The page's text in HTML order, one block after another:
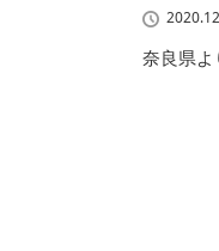
奈良県よ